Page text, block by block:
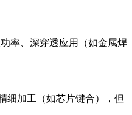
率、深穿透应用（如金属焊
加工（如芯片键合），但